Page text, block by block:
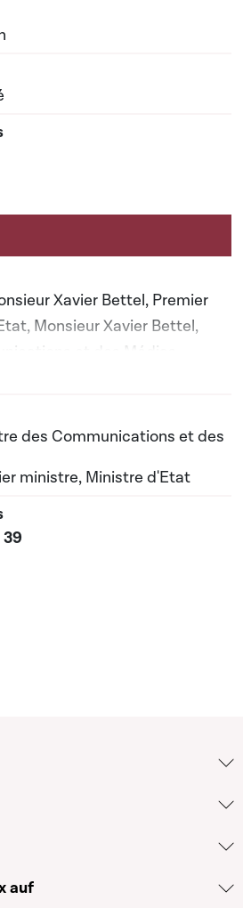
Xavier Bettel, Premier
Monsieur Xavier Bettel,
et des Médias
publique n°39
servant à afficher ou cacher tous
des Communications et des
ministre, Ministre d'Etat
39
auf